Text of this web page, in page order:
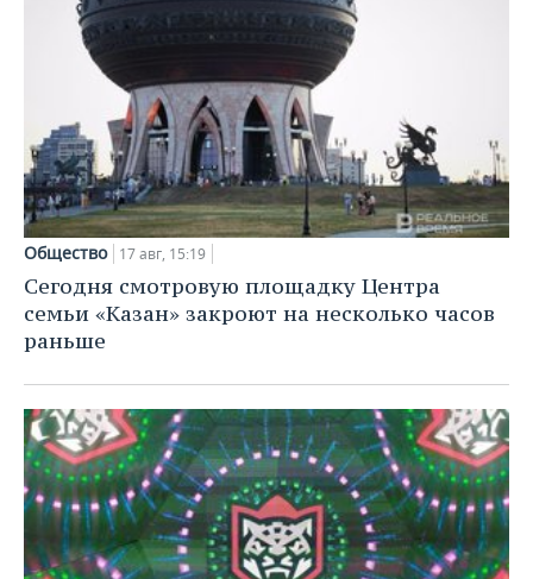
Общество 17 авг, 15:19
Сегодня смотровую площадку Центра
семьи «Казан» закроют на несколько часов
раньше